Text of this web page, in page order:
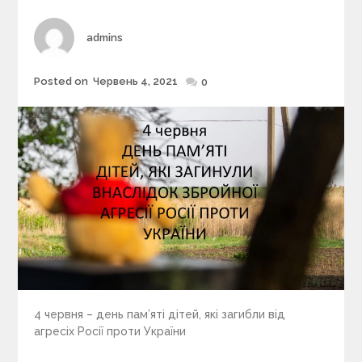
i
e
Author
admins
Posted
Posted on Червень 4, 2021 0
4 червня – день пам’яті дітей, які загибли від
агресіх Росії проти України